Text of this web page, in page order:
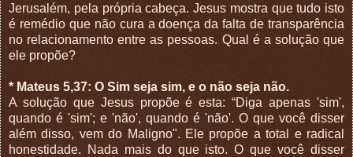
Jerusalém, pela própria cabeça. Jesus mostra que tudo isto
é remédio que não cura a doença da falta de transparência
no relacionamento entre as pessoas. Qual é a solução que
ele propõe?
* Mateus 5,37: O Sim seja sim, e o não seja não.
A solução que Jesus propõe é esta: “Diga apenas 'sim',
quando é 'sim'; e 'não', quando é 'não'. O que você disser
além disso, vem do Maligno". Ele propõe a total e radical
honestidade. Nada mais do que isto. O que você disser